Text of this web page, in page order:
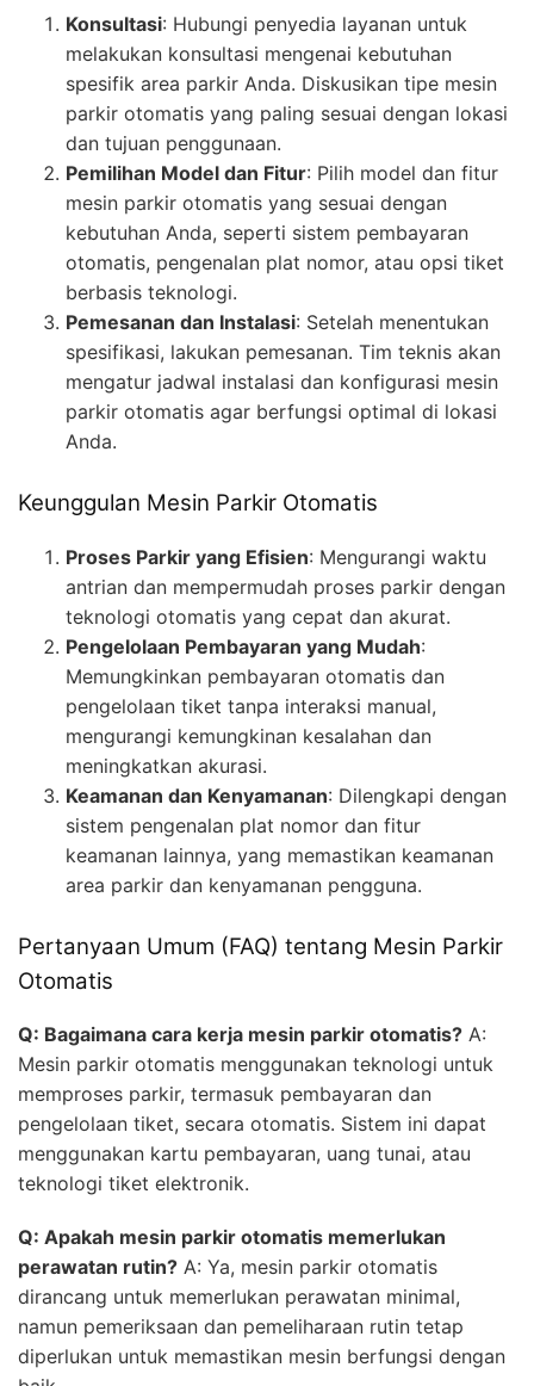
Konsultasi: Hubungi penyedia layanan untuk
melakukan konsultasi mengenai kebutuhan
spesifik area parkir Anda. Diskusikan tipe mesin
parkir otomatis yang paling sesuai dengan lokasi
dan tujuan penggunaan.
Pemilihan Model dan Fitur: Pilih model dan fitur
mesin parkir otomatis yang sesuai dengan
kebutuhan Anda, seperti sistem pembayaran
otomatis, pengenalan plat nomor, atau opsi tiket
berbasis teknologi.
Pemesanan dan Instalasi: Setelah menentukan
spesifikasi, lakukan pemesanan. Tim teknis akan
mengatur jadwal instalasi dan konfigurasi mesin
parkir otomatis agar berfungsi optimal di lokasi
Anda.
Keunggulan Mesin Parkir Otomatis
Proses Parkir yang Efisien: Mengurangi waktu
antrian dan mempermudah proses parkir dengan
teknologi otomatis yang cepat dan akurat.
Pengelolaan Pembayaran yang Mudah:
Memungkinkan pembayaran otomatis dan
pengelolaan tiket tanpa interaksi manual,
mengurangi kemungkinan kesalahan dan
meningkatkan akurasi.
Keamanan dan Kenyamanan: Dilengkapi dengan
sistem pengenalan plat nomor dan fitur
keamanan lainnya, yang memastikan keamanan
area parkir dan kenyamanan pengguna.
Pertanyaan Umum (FAQ) tentang Mesin Parkir
Otomatis
Q: Bagaimana cara kerja mesin parkir otomatis? A:
Mesin parkir otomatis menggunakan teknologi untuk
memproses parkir, termasuk pembayaran dan
pengelolaan tiket, secara otomatis. Sistem ini dapat
menggunakan kartu pembayaran, uang tunai, atau
teknologi tiket elektronik.
Q: Apakah mesin parkir otomatis memerlukan
perawatan rutin? A: Ya, mesin parkir otomatis
dirancang untuk memerlukan perawatan minimal,
namun pemeriksaan dan pemeliharaan rutin tetap
diperlukan untuk memastikan mesin berfungsi dengan